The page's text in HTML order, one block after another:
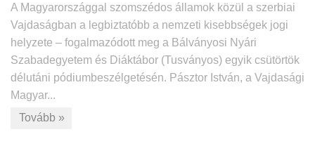
A Magyarországgal szomszédos államok közül a szerbiai
Vajdaságban a legbiztatóbb a nemzeti kisebbségek jogi
helyzete – fogalmazódott meg a Bálványosi Nyári
Szabadegyetem és Diáktábor (Tusványos) egyik csütörtök
délutáni pódiumbeszélgetésén. Pásztor István, a Vajdasági
Magyar...
Tovább »